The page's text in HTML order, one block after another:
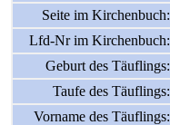
Seite im Kirchenbuch:
Lfd-Nr im Kirchenbuch:
Geburt des Täuflings:
Taufe des Täuflings:
Vorname des Täuflings: